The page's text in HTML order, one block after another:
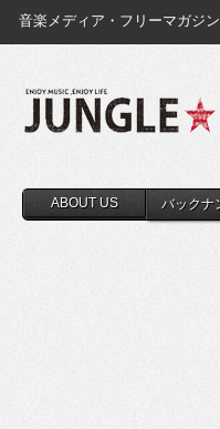
音楽メディア・フリーマガジン
ABOUT US バックナ